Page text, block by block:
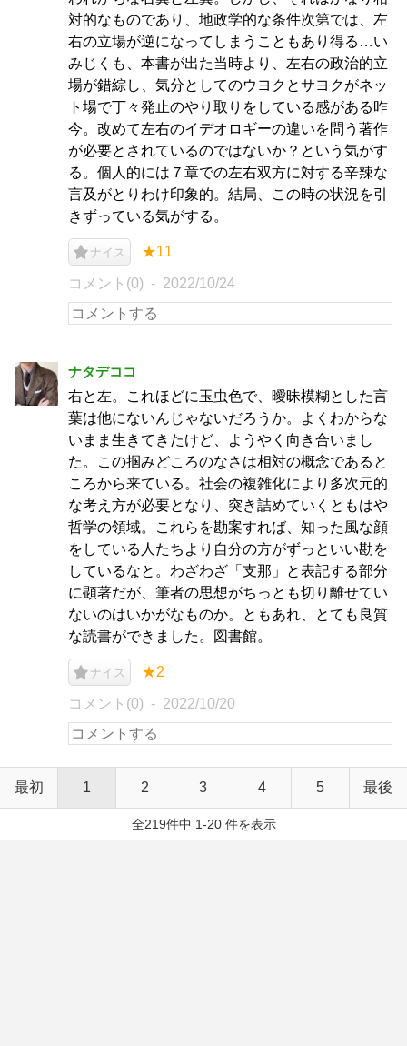
対的なものであり、地政学的な条件次第では、左
右の立場が逆になってしまうこともあり得る…い
みじくも、本書が出た当時より、左右の政治的立
場が錯綜し、気分としてのウヨクとサヨクがネッ
ト場で丁々発止のやり取りをしている感がある昨
今。改めて左右のイデオロギーの違いを問う著作
が必要とされているのではないか？という気がす
る。個人的には７章での左右双方に対する辛辣な
言及がとりわけ印象的。結局、この時の状況を引
きずっている気がする。
ナイス ★11
コメント(0) 2022/10/24
ナタデココ
右と左。これほどに玉虫色で、曖昧模糊とした言
葉は他にないんじゃないだろうか。よくわからな
いまま生きてきたけど、ようやく向き合いまし
た。この掴みどころのなさは相対の概念であると
ころから来ている。社会の複雑化により多次元的
な考え方が必要となり、突き詰めていくともはや
哲学の領域。これらを勘案すれば、知った風な顔
をしている人たちより自分の方がずっといい勘を
しているなと。わざわざ「支那」と表記する部分
に顕著だが、筆者の思想がちっとも切り離せてい
ないのはいかがなものか。ともあれ、とても良質
な読書ができました。図書館。
ナイス ★2
コメント(0) 2022/10/20
最初 1 2 3 4 5 最後
全219件中 1-20 件を表示